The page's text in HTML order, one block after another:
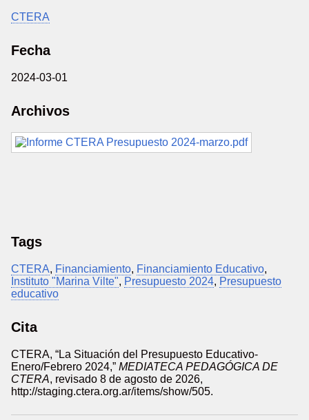
CTERA
Fecha
2024-03-01
Archivos
Tags
CTERA, Financiamiento, Financiamiento Educativo,
Instituto "Marina Vilte", Presupuesto 2024, Presupuesto
educativo
Cita
CTERA, “La Situación del Presupuesto Educativo-
Enero/Febrero 2024,” MEDIATECA PEDAGÓGICA DE
CTERA, revisado 8 de agosto de 2026,
http://staging.ctera.org.ar/items/show/505.